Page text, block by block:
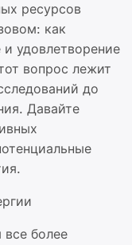
ресурсов
как
и удовлетворение
вопрос лежит
до
Давайте
более